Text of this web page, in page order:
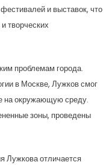
и выставок, что
творческих
проблемам города.
в Москве, Лужков смог
на окружающую среду.
зоны, проведены
Лужкова отличается